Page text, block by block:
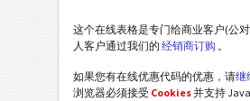
这个在线表格是专门给商业客户(公
人客户通过我们的 经销商订购 。
如果您有在线优惠代码的优惠，请继
浏览器必须接受 Cookies并支持